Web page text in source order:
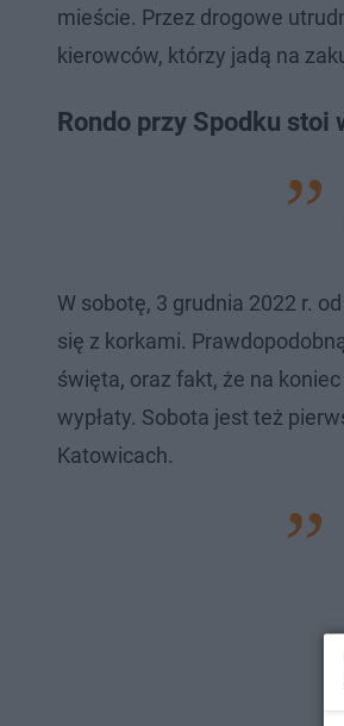
mieście. Przez drogowe
kierowców, którzy jadą na
Rondo przy Spodku stoi
W sobotę, 3 grudnia 2022 r.
się z korkami.
święta, oraz fakt, że na
wypłaty. Sobota jest też
Katowicach.